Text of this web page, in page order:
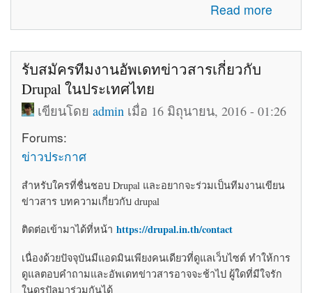
Read more
about โค้ดติดเว็บฟรี html โค้ดแต่งเว็บไซต์ blogger ร้านค้า
ให้สวยงาม
รับสมัครทีมงานอัพเดทข่าวสารเกี่ยวกับ
Drupal ในประเทศไทย
เขียนโดยadmin เมื่อ 16 มิถุนายน, 2016 - 01:26
Forums:
ข่าวประกาศ
สำหรับใครที่ชื่นชอบ Drupal และอยากจะร่วมเป็นทีมงานเขียน
ข่าวสาร บทความเกี่ยวกับ drupal
ติดต่อเข้ามาได้ที่หน้า https://drupal.in.th/contact
เนื่องด้วยปัจจุบันมีแอดมินเพียงคนเดียวที่ดูแลเว็บไซต์ ทำให้การ
ดูแลตอบคำถามและอัพเดทข่าวสารอาจจะช้าไป ผู้ใดที่มีใจรัก
ในดรูปัลมาร่วมกันได้